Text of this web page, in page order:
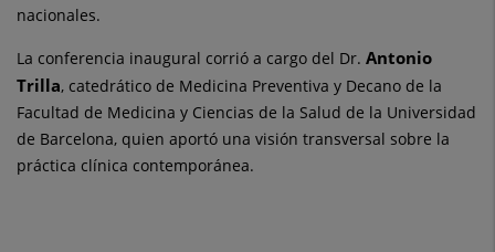
nacionales.
La conferencia inaugural corrió a cargo del Dr. Antonio
Trilla, catedrático de Medicina Preventiva y Decano de la
Facultad de Medicina y Ciencias de la Salud de la Universidad
de Barcelona, quien aportó una visión transversal sobre la
práctica clínica contemporánea.